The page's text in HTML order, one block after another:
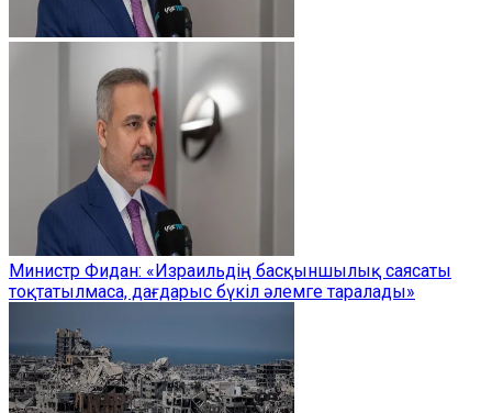
Министр Фидан: «Израильдің басқыншылық саясаты
тоқтатылмаса, дағдарыс бүкіл әлемге таралады»